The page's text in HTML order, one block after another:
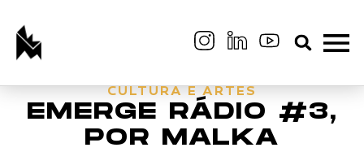
CULTURA E ARTES
EMERGE RÁDIO #3,
POR MALKA